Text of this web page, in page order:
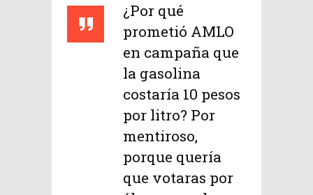
¿Por qué
prometió AMLO
en campaña que
la gasolina
costaría 10 pesos
por litro? Por
mentiroso,
porque quería
que votaras por